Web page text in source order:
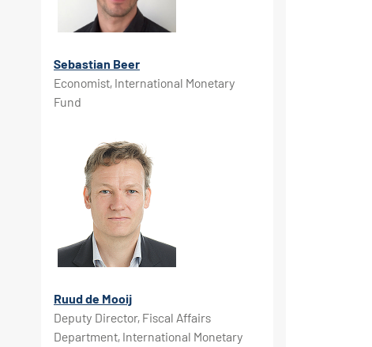
Sebastian Beer
Economist, International Monetary
Fund
Ruud de Mooij
Deputy Director, Fiscal Affairs
Department, International Monetary